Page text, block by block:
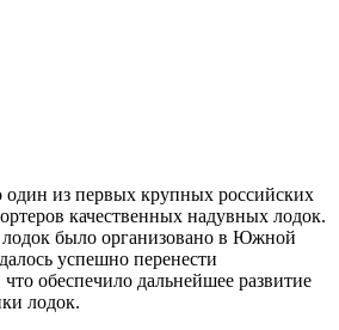
из первых крупных российских
качественных надувных лодок.
лодок было организовано в Южной
успешно перенести
обеспечило дальнейшее развитие
лодок.